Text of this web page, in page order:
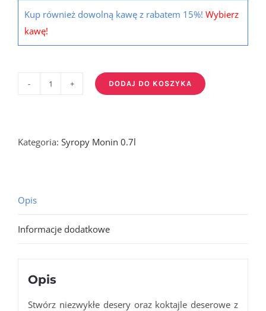
Kup również dowolną kawę z rabatem 15%! Wybierz
kawę!
syrop
DODAJ DO KOSZYKA
Kategoria: Syropy Monin 0.7l
Opis
Informacje dodatkowe
Opis
Stwórz niezwykłe desery oraz koktajle deserowe z